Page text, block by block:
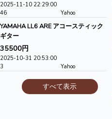
2025-11-10 22:29:00
46
Yahoo
YAMAHA LL6 ARE アコースティック
ギター
35500円
2025-10-31 20:53:00
3
Yahoo
すべて表示